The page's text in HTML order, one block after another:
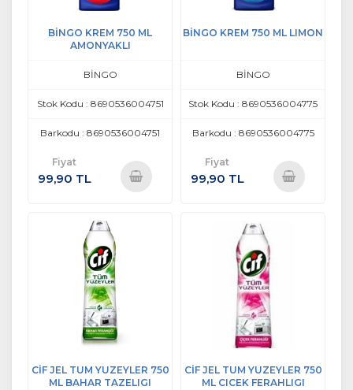
BİNGO KREM 750 ML
AMONYAKLI
BİNGO
Stok Kodu : 8690536004751
Barkodu : 8690536004751
Fiyat
99,90 TL
BİNGO KREM 750 ML LIMON
BİNGO
Stok Kodu : 8690536004775
Barkodu : 8690536004775
Fiyat
99,90 TL
CİF JEL TUM YUZEYLER 750
ML BAHAR TAZELIGI
CİF JEL TUM YUZEYLER 750
ML CICEK FERAHLIGI